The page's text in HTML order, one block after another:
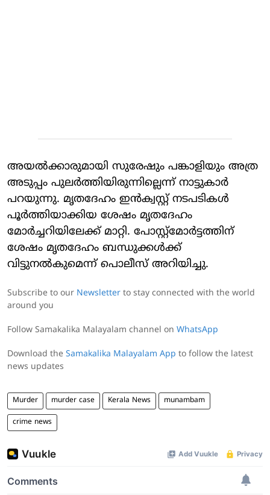
അയല്‍ക്കാരുമായി സുരേഷും പങ്കാളിയും അത്ര
അടുപ്പം പുലര്‍ത്തിയിരുന്നില്ലെന്ന് നാട്ടുകാര്‍
പറയുന്നു. മൃതദേഹം ഇന്‍ക്വസ്റ്റ് നടപടികള്‍
പൂര്‍ത്തിയാക്കിയ ശേഷം മൃതദേഹം
മോര്‍ച്ചറിയിലേക്ക് മാറ്റി. പോസ്റ്റ്‌മോര്‍ട്ടത്തിന്
ശേഷം മൃതദേഹം ബന്ധുക്കള്‍ക്ക്
വിട്ടുനല്‍കുമെന്ന് പൊലീസ് അറിയിച്ചു.
Subscribe to our Newsletter to stay connected with the world
around you
Follow Samakalika Malayalam channel on WhatsApp
Download the Samakalika Malayalam App to follow the latest
news updates
Murder murder case Kerala News munambam
crime news